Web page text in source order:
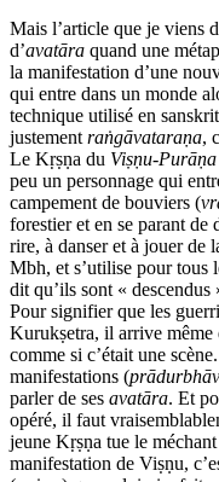
Mais l’article que je viens
d’avatāra quand une
la manifestation d’une
qui entre dans un monde
technique utilisé en
justement raṅgāvataraṇa,
Le Kṛṣṇa du Viṣṇu-Purāṇa
peu un personnage qui
campement de bouviers (
forestier et en se parant de
rire, à danser et à jouer de
Mbh, et s’utilise pour tous
dit qu’ils sont «
Pour signifier que les
Kurukṣetra, il arrive même
comme si c’était une
manifestations (
parler de ses avatāra. Et
opéré, il faut
jeune Kṛṣṇa tue le
manifestation de Viṣṇu,